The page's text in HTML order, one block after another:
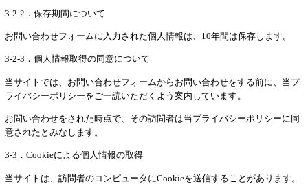
3-2-2．保存期間について
お問い合わせフォームに入力された個人情報は、10年間は保存します。
3-2-3．個人情報取得の同意について
当サイトでは、お問い合わせフォームからお問い合わせをする前に、当プ
ライバシーポリシーをご一読いただくよう案内しています。
お問い合わせをされた時点で、その訪問者は当プライバシーポリシーに同
意されたとみなします。
3-3．Cookieによる個人情報の取得
当サイトは、訪問者のコンピュータにCookieを送信することがあります。